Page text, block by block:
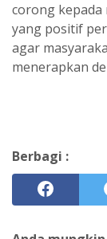
corong
yang positif
agar
menerapkan
Berbagi :